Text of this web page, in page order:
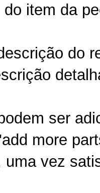
item da
do
ser
more
uma vez